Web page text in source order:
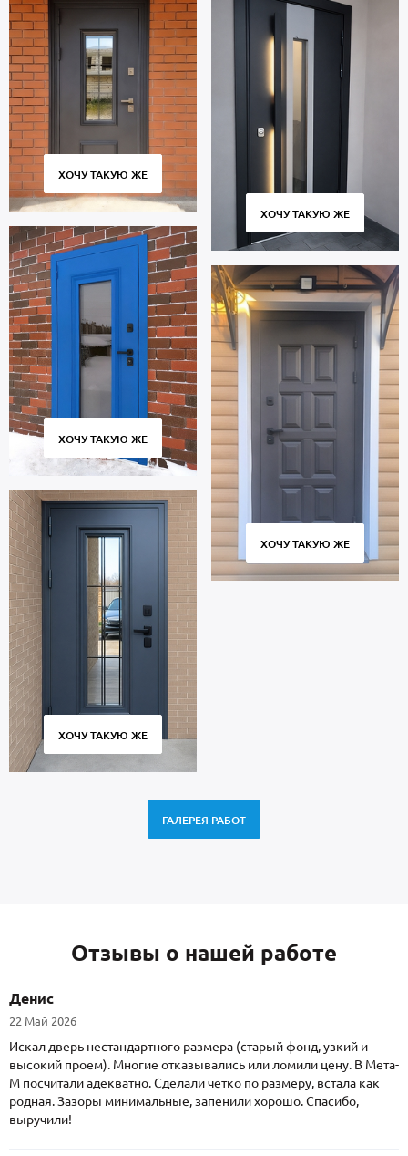
ХОЧУ ТАКУЮ ЖЕ
ХОЧУ ТАКУЮ ЖЕ
ХОЧУ ТАКУЮ ЖЕ
ХОЧУ ТАКУЮ ЖЕ
ХОЧУ ТАКУЮ ЖЕ
ГАЛЕРЕЯ РАБОТ
Отзывы о нашей работе
Денис
22 Май 2026
Искал дверь нестандартного размера (старый фонд, узкий и
высокий проем). Многие отказывались или ломили цену. В Мета-
М посчитали адекватно. Сделали четко по размеру, встала как
родная. Зазоры минимальные, запенили хорошо. Спасибо,
выручили!